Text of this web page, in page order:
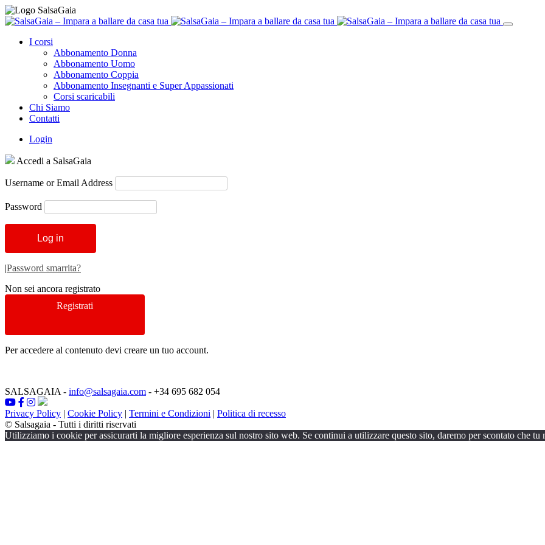
I corsi
Abbonamento Donna
Abbonamento Uomo
Abbonamento Coppia
Abbonamento Insegnanti e Super Appassionati
Corsi scaricabili
Chi Siamo
Contatti
Login
Accedi a SalsaGaia
Username or Email Address
Password
|Password smarrita?
Non sei ancora registrato
Registrati
Per accedere al contenuto devi creare un tuo account.
SALSAGAIA - info@salsagaia.com - +34 695 682 054
Privacy Policy | Cookie Policy | Termini e Condizioni | Politica di recesso
© Salsagaia - Tutti i diritti riservati
Utilizziamo i cookie per assicurarti la migliore esperienza sul nostro sito web. Se continui a utilizzare questo sito, daremo per scontato che tu